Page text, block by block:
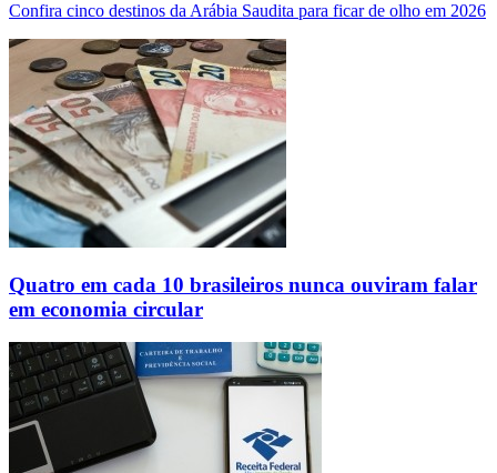
Confira cinco destinos da Arábia Saudita para ficar de olho em 2026
Quatro em cada 10 brasileiros nunca ouviram falar
em economia circular